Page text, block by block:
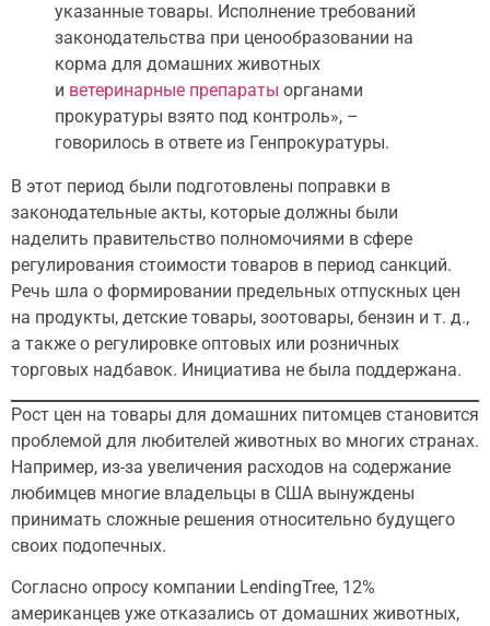
указанные товары. Исполнение требований
законодательства при ценообразовании на
корма для домашних животных
и ветеринарные препараты органами
прокуратуры взято под контроль», –
говорилось в ответе из Генпрокуратуры.
В этот период были подготовлены поправки в
законодательные акты, которые должны были
наделить правительство полномочиями в сфере
регулирования стоимости товаров в период санкций.
Речь шла о формировании предельных отпускных цен
на продукты, детские товары, зоотовары, бензин и т. д.,
а также о регулировке оптовых или розничных
торговых надбавок. Инициатива не была поддержана.
Рост цен на товары для домашних питомцев становится
проблемой для любителей животных во многих странах.
Например, из-за увеличения расходов на содержание
любимцев многие владельцы в США вынуждены
принимать сложные решения относительно будущего
своих подопечных.
Согласно опросу компании LendingTree, 12%
американцев уже отказались от домашних животных,